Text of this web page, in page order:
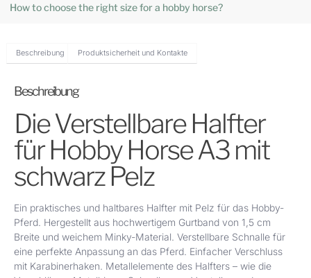
How to choose the right size for a hobby horse?
Beschreibung Produktsicherheit und Kontakte
Beschreibung
Die Verstellbare Halfter
für Hobby Horse A3 mit
schwarz Pelz
Ein praktisches und haltbares Halfter mit Pelz für das Hobby-
Pferd. Hergestellt aus hochwertigem Gurtband von 1,5 cm
Breite und weichem Minky-Material. Verstellbare Schnalle für
eine perfekte Anpassung an das Pferd. Einfacher Verschluss
mit Karabinerhaken. Metallelemente des Halfters – wie die